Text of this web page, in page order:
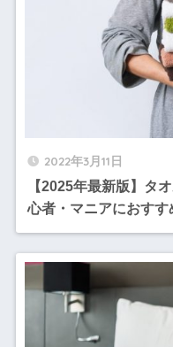
2022年3月11日
【2025年最新版】タ
心者・マニアにおすす